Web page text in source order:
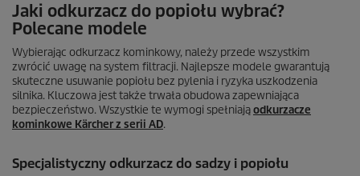
Jaki odkurzacz do popiołu wybrać?
Polecane modele
Wybierając odkurzacz kominkowy, należy przede wszystkim
zwrócić uwagę na system filtracji. Najlepsze modele gwarantują
skuteczne usuwanie popiołu bez pylenia i ryzyka uszkodzenia
silnika. Kluczowa jest także trwała obudowa zapewniająca
bezpieczeństwo. Wszystkie te wymogi spełniająodkurzacze
kominkowe Kärcher z serii AD.
Specjalistyczny odkurzacz do sadzy i popiołu